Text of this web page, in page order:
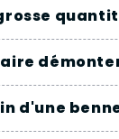
d'une